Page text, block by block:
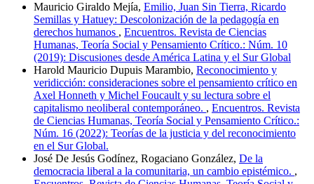
Mauricio Giraldo Mejía, Emilio, Juan Sin Tierra, Ricardo
Semillas y Hatuey: Descolonización de la pedagogía en
derechos humanos , Encuentros. Revista de Ciencias
Humanas, Teoría Social y Pensamiento Crítico.: Núm. 10
(2019): Discusiones desde América Latina y el Sur Global
Harold Mauricio Dupuis Marambio, Reconocimiento y
veridicción: consideraciones sobre el pensamiento crítico en
Axel Honneth y Michel Foucault y su lectura sobre el
capitalismo neoliberal contemporáneo. , Encuentros. Revista
de Ciencias Humanas, Teoría Social y Pensamiento Crítico.:
Núm. 16 (2022): Teorías de la justicia y del reconocimiento
en el Sur Global.
José De Jesús Godínez, Rogaciano González, De la
democracia liberal a la comunitaria, un cambio epistémico. ,